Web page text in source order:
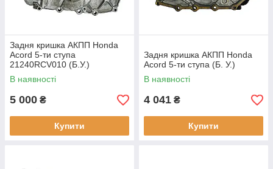
Задня кришка АКПП Honda
Acord 5-ти ступа
21240RCV010 (Б.У.)
В наявності
5 000 ₴
Купити
Задня кришка АКПП Honda
Acord 5-ти ступа (Б. У.)
В наявності
4 041 ₴
Купити